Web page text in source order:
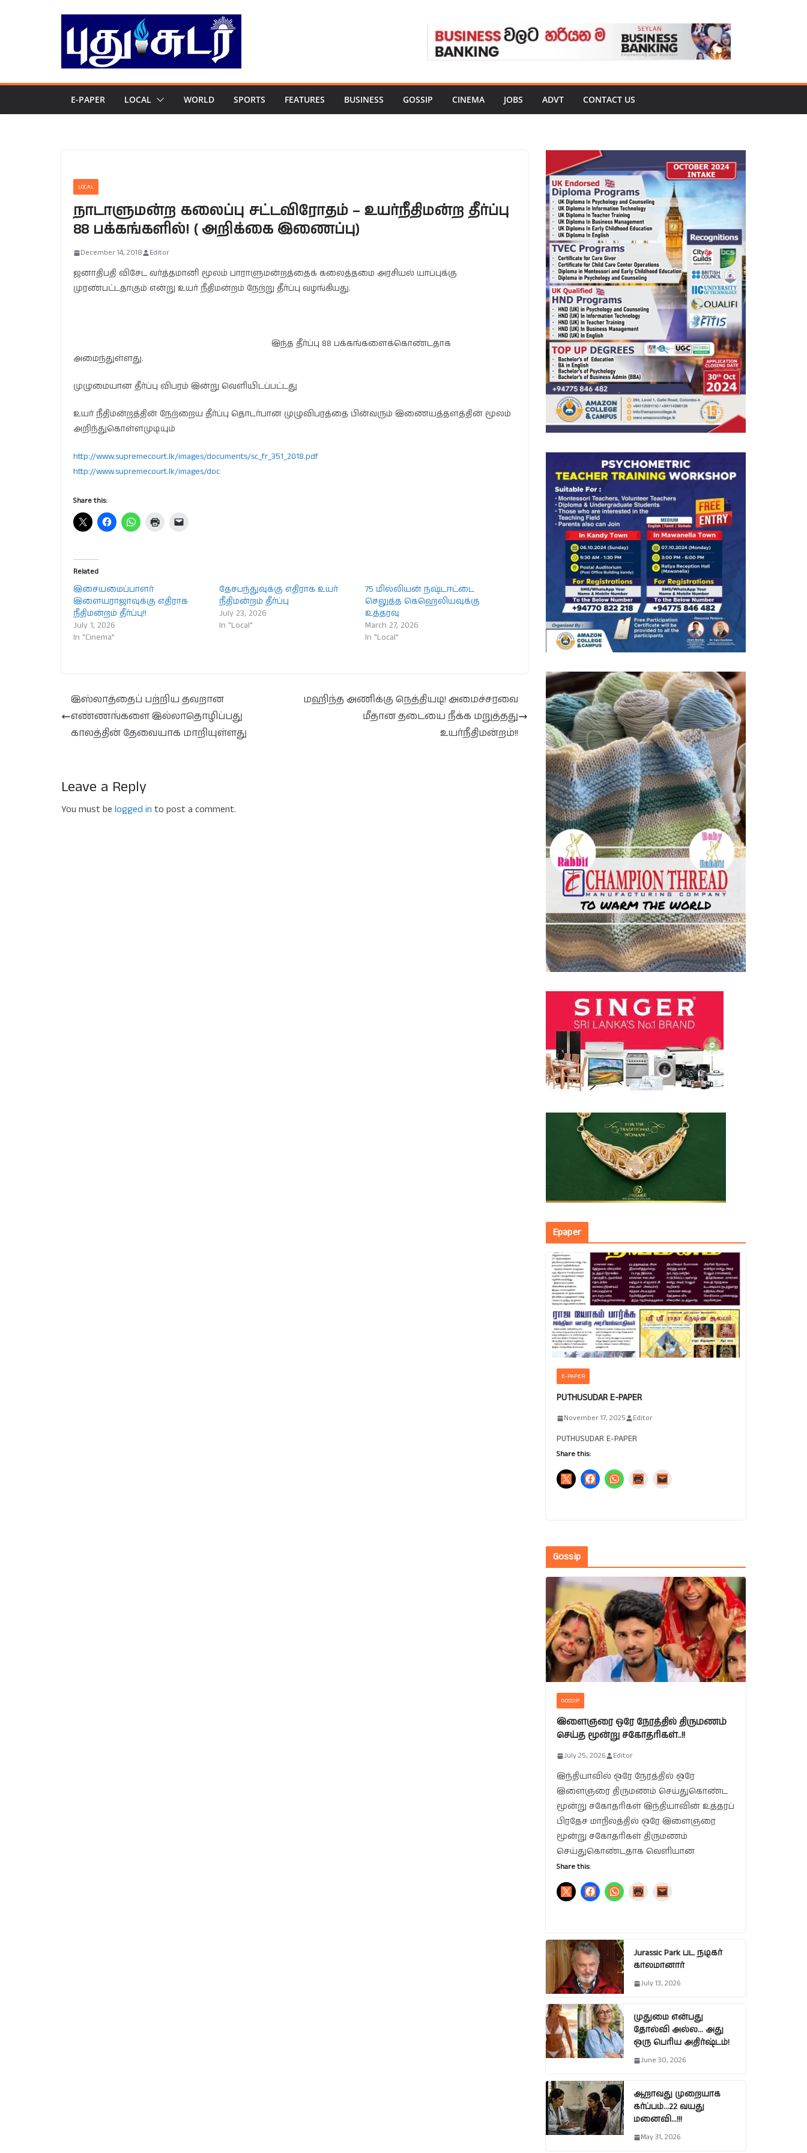
E-PAPER LOCAL WORLD SPORTS FEATURES BUSINESS GOSSIP CINEMA JOBS ADVT CONTACT US
LOCAL
நாடாளுமன்ற கலைப்பு சட்டவிரோதம் – உயர்நீதிமன்ற தீர்ப்பு
88 பக்கங்களில்! ( அறிக்கை இணைப்பு)
December 14, 2018 Editor
ஜனாதிபதி விசேட வர்த்தமானி மூலம் பாராளுமன்றத்தைக் கலைத்தமை அரசியல் யாப்புக்கு
முரண்பட்டதாகும் என்று உயர் நீதிமன்றம் நேற்று தீர்ப்பு வழங்கியது.
இந்த தீர்ப்பு 88 பக்கங்களைக்கொண்டதாக
அமைந்துள்ளது.
முழுமையான தீர்ப்பு விபரம் இன்று வெளியிடப்பட்டது
உயர் நீதிமன்றத்தின் நேற்றைய தீர்ப்பு தொடர்பான முழுவிபரத்தை பின்வரும் இணையத்தளத்தின் மூலம்
அறிந்துகொள்ளமுடியும்
http://www.supremecourt.lk/images/documents/sc_fr_351_2018.pdf
http://www.supremecourt.lk/images/doc
Share this:
Related
இசையமைப்பாளர்
இளையராஜாவுக்கு எதிராக
நீதிமன்றம் தீர்ப்பு!!
July 1, 2026
In "Cinema"
தேசபந்துவுக்கு எதிராக உயர்
நீதிமன்றம் தீர்ப்பு
July 23, 2026
In "Local"
75 மில்லியன் நஷ்டஈட்டை
செலுத்த கெஹெலியவுக்கு
உத்தரவு
March 27, 2026
In "Local"
இஸ்லாத்தைப் பற்றிய தவறான
எண்ணங்களை இல்லாதொழிப்பது
காலத்தின் தேவையாக மாறியுள்ளது
மஹிந்த அணிக்கு நெத்தியடி! அமைச்சரவை
மீதான தடையை நீக்க மறுத்தது
உயர்நீதிமன்றம்!!
Leave a Reply
You must be logged in to post a comment.
Epaper
E-PAPER
PUTHUSUDAR E-PAPER
November 17, 2025 Editor
PUTHUSUDAR E-PAPER
Share this:
Gossip
GOSSIP
இளைஞரை ஒரே நேரத்தில் திருமணம்
செய்த மூன்று சகோதரிகள்..!!
July 25, 2026 Editor
இந்தியாவில் ஒரே நேரத்தில் ஒரே
இளைஞரை திருமணம் செய்துகொண்ட
மூன்று சகோதரிகள் இந்தியாவின் உத்தரப்
பிரதேச மாநிலத்தில் ஒரே இளைஞரை
மூன்று சகோதரிகள் திருமணம்
செய்துகொண்டதாக வெளியான
Share this:
Jurassic Park பட நடிகர்
காலமானார்
July 13, 2026
முதுமை என்பது
தோல்வி அல்ல… அது
ஒரு பெரிய அதிர்ஷ்டம்!
June 30, 2026
ஆறாவது முறையாக
கர்ப்பம்…22 வயது
மனைவி…!!!
May 31, 2026